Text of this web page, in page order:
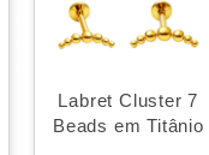
Labret Cluster 7
Beads em Titânio